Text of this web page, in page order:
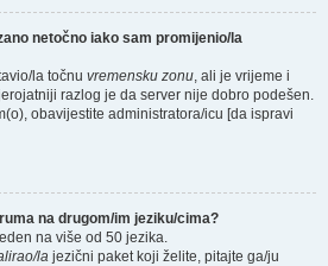
netočno iako sam promijenio/la
la točnu vremensku zonu, ali je vrijeme i
razlog je da server nije dobro podešen.
obavijestite administratora/icu [da ispravi
na drugom/im jeziku/cima?
na više od 50 jezika.
la jezični paket koji želite, pitajte ga/ju